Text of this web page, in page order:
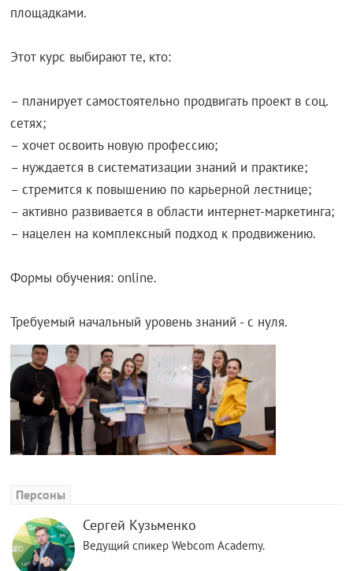
площадками.
Этот курс выбирают те, кто:
– планирует самостоятельно продвигать проект в соц.
сетях;
– хочет освоить новую профессию;
– нуждается в систематизации знаний и практике;
– стремится к повышению по карьерной лестнице;
– активно развивается в области интернет-маркетинга;
– нацелен на комплексный подход к продвижению.
Формы обучения: online.
Требуемый начальный уровень знаний - с нуля.
Персоны
Сергей Кузьменко
Ведущий спикер Webcom Academy.